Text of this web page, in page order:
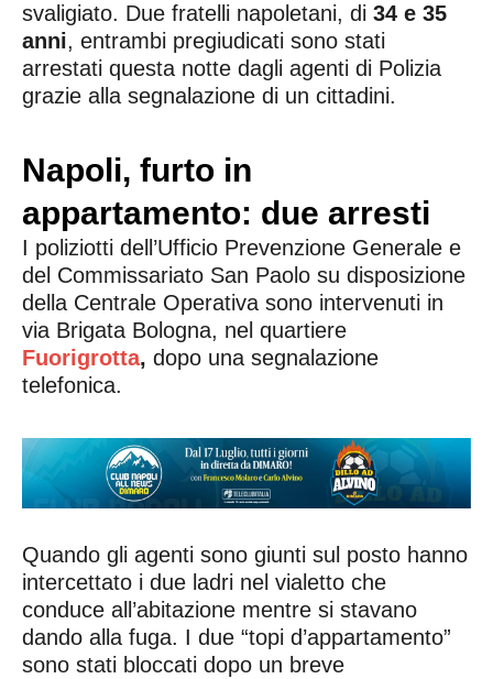
svaligiato. Due fratelli napoletani, di 34 e 35
anni, entrambi pregiudicati sono stati
arrestati questa notte dagli agenti di Polizia
grazie alla segnalazione di un cittadini.
Napoli, furto in
appartamento: due arresti
I poliziotti dell’Ufficio Prevenzione Generale e
del Commissariato San Paolo su disposizione
della Centrale Operativa sono intervenuti in
via Brigata Bologna, nel quartiere
Fuorigrotta, dopo una segnalazione
telefonica.
Quando gli agenti sono giunti sul posto hanno
intercettato i due ladri nel vialetto che
conduce all’abitazione mentre si stavano
dando alla fuga. I due “topi d’appartamento”
sono stati bloccati dopo un breve